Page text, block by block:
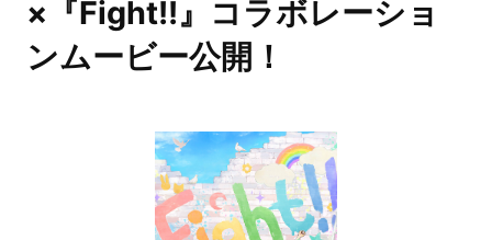
×『Fight!!』コラボレーショ
ンムービー公開！